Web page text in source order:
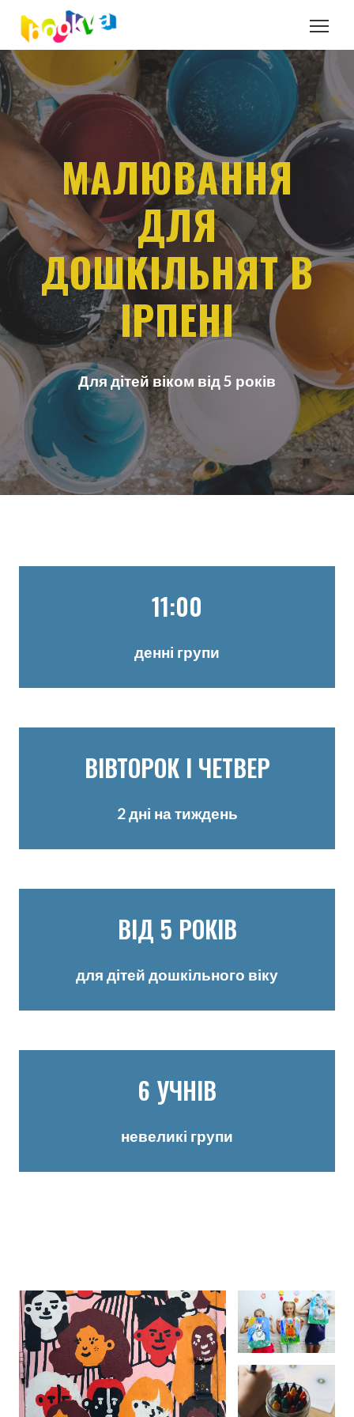
МАЛЮВАННЯ
ДЛЯ
ДОШКІЛЬНЯТ В
ІРПЕНІ
Для дітей віком від 5 років
11:00
денні групи
ВІВТОРОК І ЧЕТВЕР
2 дні на тиждень
ВІД 5 РОКІВ
для дітей дошкільного віку
6 УЧНІВ
невеликі групи